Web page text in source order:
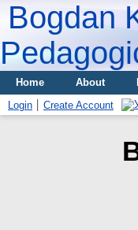
Bogdan
Home About
Login
Create Account